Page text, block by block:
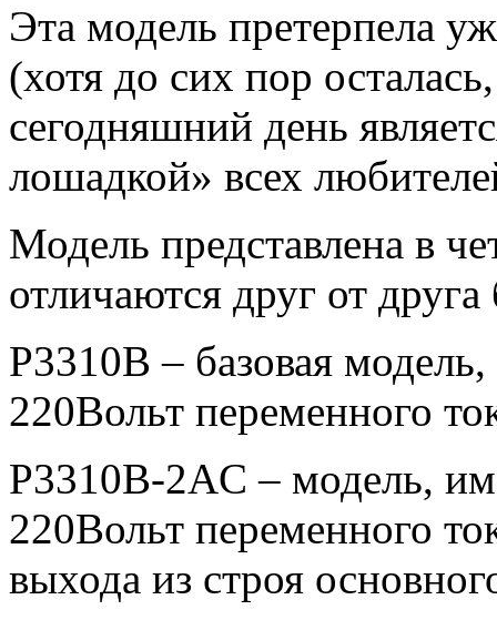
Эта модель претерпела
(хотя до сих пор
сегодняшний день
лошадкой» всех
Модель представлена в
отличаются друг от
P3310B – базовая
220Вольт переменного
P3310B-2AC – модель,
220Вольт переменного
выхода из строя